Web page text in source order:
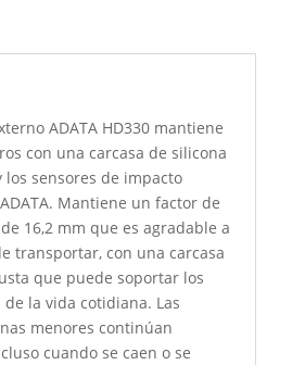
ADATA HD330 mantiene
con una carcasa de silicona
los sensores de impacto
Mantiene un factor de
16,2 mm que es agradable a
transportar, con una carcasa
que puede soportar los
de la vida cotidiana. Las
menores continúan
cuando se caen o se